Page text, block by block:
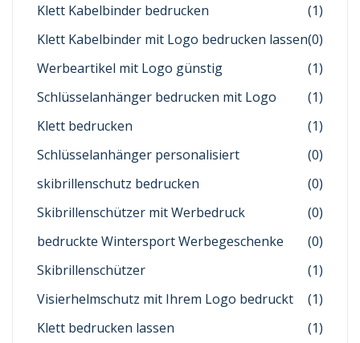
Klett Kabelbinder bedrucken
(1)
Klett Kabelbinder mit Logo bedrucken lassen(0)
Werbeartikel mit Logo günstig
(1)
Schlüsselanhänger bedrucken mit Logo
(1)
Klett bedrucken
(1)
Schlüsselanhänger personalisiert
(0)
skibrillenschutz bedrucken
(0)
Skibrillenschützer mit Werbedruck
(0)
bedruckte Wintersport Werbegeschenke
(0)
Skibrillenschützer
(1)
Visierhelmschutz mit Ihrem Logo bedruckt
(1)
Klett bedrucken lassen
(1)